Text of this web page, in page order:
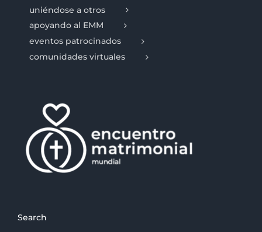
uniéndose a otros
apoyando al EMM
eventos patrocinados
comunidades virtuales
Search